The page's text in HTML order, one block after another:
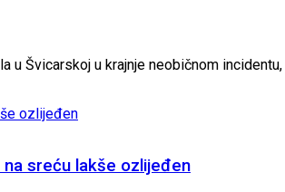
Švicarskoj u krajnje neobičnom incidentu,
na sreću lakše ozlijeđen